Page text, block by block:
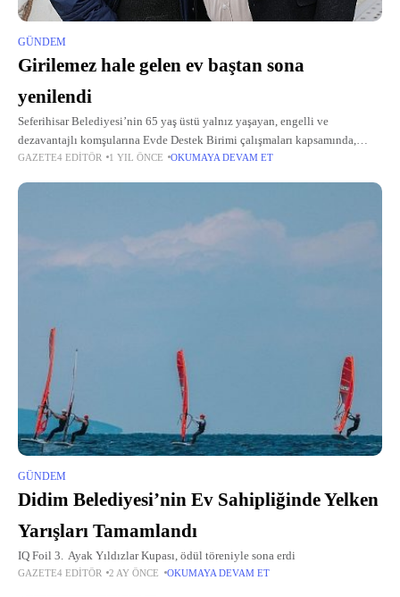
GÜNDEM
Girilemez hale gelen ev baştan sona
yenilendi
Seferihisar Belediyesi’nin 65 yaş üstü yalnız yaşayan, engelli ve
dezavantajlı komşularına Evde Destek Birimi çalışmaları kapsamında,
“Evde Temizlik - Hijyen Desteği”, “Evde Kuaför” ve “Evde Sağlık –İlaç
GAZETE4 EDITÖR 1 YIL ÖNCE OKUMAYA DEVAM ET
GÜNDEM
Didim Belediyesi’nin Ev Sahipliğinde Yelken
Yarışları Tamamlandı
IQ Foil 3. Ayak Yıldızlar Kupası, ödül töreniyle sona erdi
GAZETE4 EDITÖR 2 AY ÖNCE OKUMAYA DEVAM ET